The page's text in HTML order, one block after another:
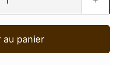
de
Pâques
Gourmand
au panier